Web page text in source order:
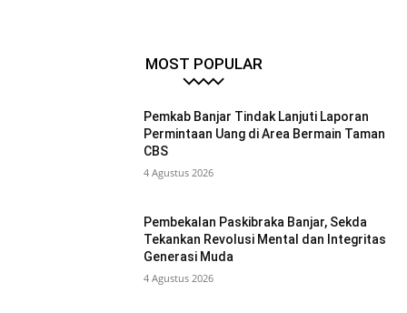
MOST POPULAR
Pemkab Banjar Tindak Lanjuti Laporan
Permintaan Uang di Area Bermain Taman
CBS
4 Agustus 2026
Pembekalan Paskibraka Banjar, Sekda
Tekankan Revolusi Mental dan Integritas
Generasi Muda
4 Agustus 2026